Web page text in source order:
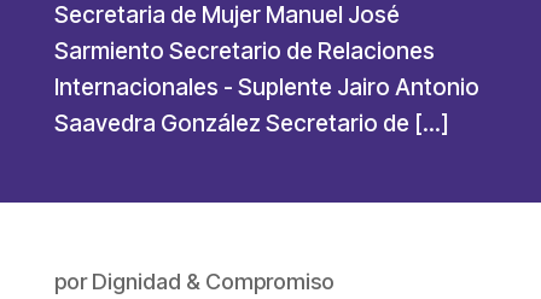
Secretaria de Mujer Manuel José
Sarmiento Secretario de Relaciones
Internacionales - Suplente Jairo Antonio
Saavedra González Secretario de […]
porDignidad & Compromiso